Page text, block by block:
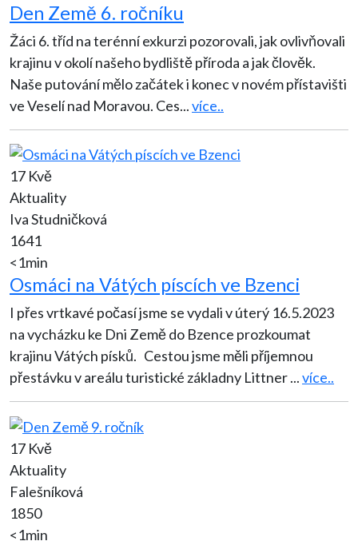
Den Země 6. ročníku
Žáci 6. tříd na terénní exkurzi pozorovali, jak ovlivňovali
krajinu v okolí našeho bydliště příroda a jak člověk.
Naše putování mělo začátek i konec v novém přístavišti
ve Veselí nad Moravou. Ces...více..
17 Kvě
Aktuality
Iva Studničková
1641
<1min
Osmáci na Vátých píscích ve Bzenci
I přes vrtkavé počasí jsme se vydali v úterý 16.5.2023
na vycházku ke Dni Země do Bzence prozkoumat
krajinu Vátých písků. Cestou jsme měli příjemnou
přestávku v areálu turistické základny Littner...více..
17 Kvě
Aktuality
Falešníková
1850
<1min